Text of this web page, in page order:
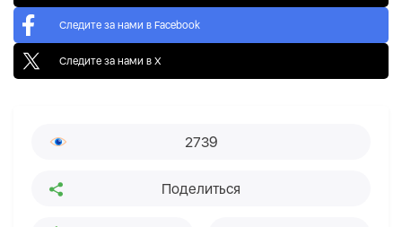
Следите за нами в Facebook
Следите за нами в X
2739
Поделиться